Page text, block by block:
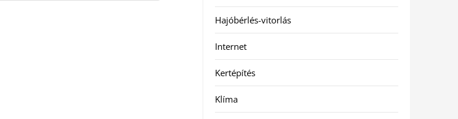
Hajóbérlés-vitorlás
Internet
Kertépítés
Klíma